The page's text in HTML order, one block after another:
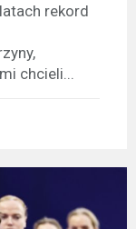
rekord
chcieli...